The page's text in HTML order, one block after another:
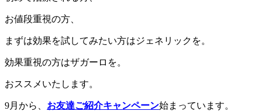
お値段重視の方、
まずは効果を試してみたい方はジェネリックを。
効果重視の方はザガーロを。
おススメいたします。
9月から、 お友達ご紹介キャンペーン始まっています。